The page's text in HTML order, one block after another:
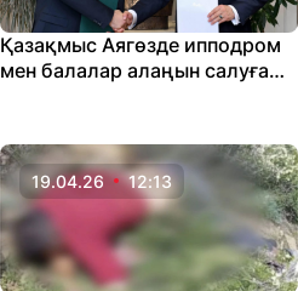
Қазақмыс Аягөзде ипподром
мен балалар алаңын салуға
19.04.26 12:13